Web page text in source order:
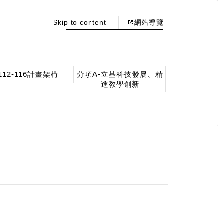
Skip to content 網站導覽
116計畫架構
分項A-立基科技發展、精
進教學創新